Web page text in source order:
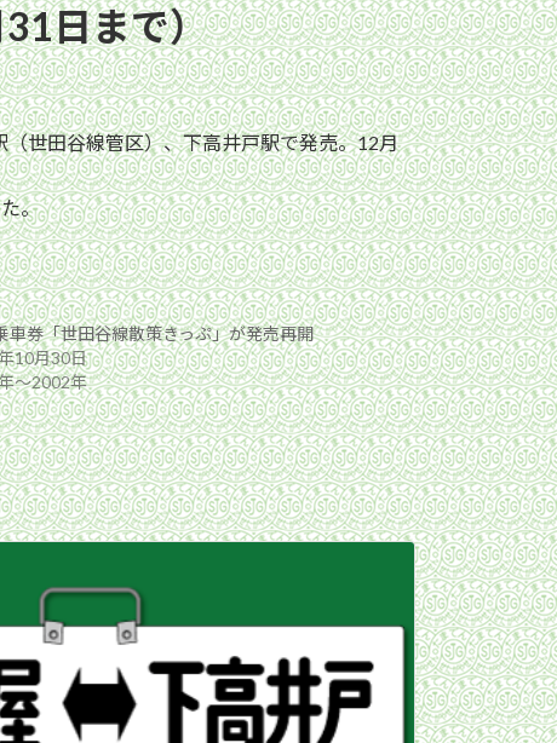
日まで）
世田谷線管区）、下高井戸駅で発売。12月
。
車券「世田谷線散策きっぷ」が発売再開
10月30日
〜2002年